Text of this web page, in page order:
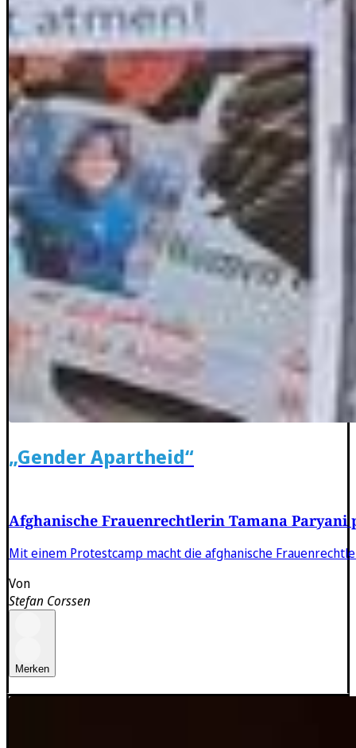
„Gender Apartheid“
Afghanische Frauenrechtlerin Tamana
Mit einem Protestcamp macht die afghanische
Von
Stefan Corssen
Merken